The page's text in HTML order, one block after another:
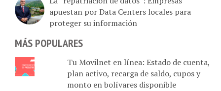
apuestan por Data Centers locales para
proteger su información
MÁS POPULARES
Tu Movilnet en línea: Estado de cuenta,
plan activo, recarga de saldo, cupos y
monto en bolívares disponible